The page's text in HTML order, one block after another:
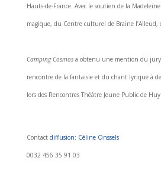
Hauts-de-France. Avec le soutien de la
magique, du Centre culturel de Braine l’Alleud,
Camping Cosmosa obtenu une mention du
rencontre de la fantaisie et du chant lyrique à
lors des Rencontres Théâtre Jeune Public de
Contact diffusion: Céline Onssels
0032 456 35 91 03